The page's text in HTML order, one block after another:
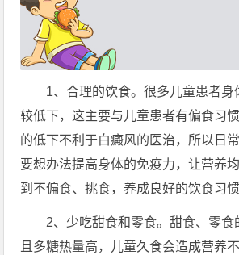
1、合理的饮食。很多儿童患者身
较低下，这主要与儿童患者有偏食习
的低下不利于白癜风的医治，所以日
要想办法提高身体的免疫力，让营养
到不偏食、挑食，养成良好的饮食习惯
2、少吃甜食和零食。甜食、零食
且多糖热量高，儿童久食会造成营养